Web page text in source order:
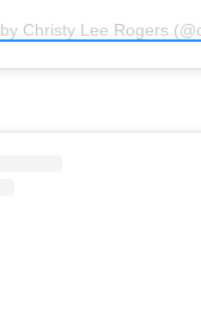
Christy Lee Rogers